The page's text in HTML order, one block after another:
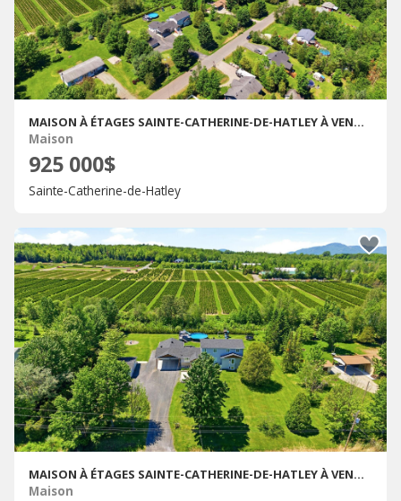
MAISON À ÉTAGES SAINTE-CATHERINE-DE-HATLEY À VENDRE
Maison
925 000$
Sainte-Catherine-de-Hatley
MAISON À ÉTAGES SAINTE-CATHERINE-DE-HATLEY À VENDRE
Maison